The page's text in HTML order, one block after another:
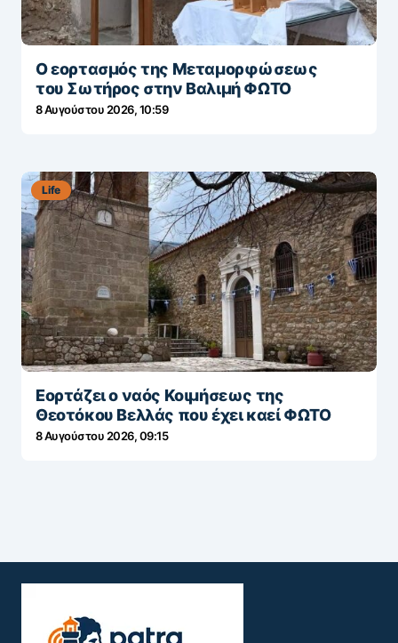
Ο εορτασμός της Μεταμορφώσεως
του Σωτήρος στην Βαλιμή ΦΩΤΟ
8 Αυγούστου 2026, 10:59
Life
Εορτάζει ο ναός Κοιμήσεως της
Θεοτόκου Βελλάς που έχει καεί ΦΩΤΟ
8 Αυγούστου 2026, 09:15